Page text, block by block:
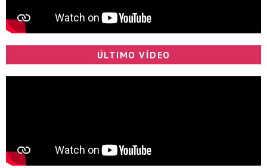
ÚLTIMO VÍDEO